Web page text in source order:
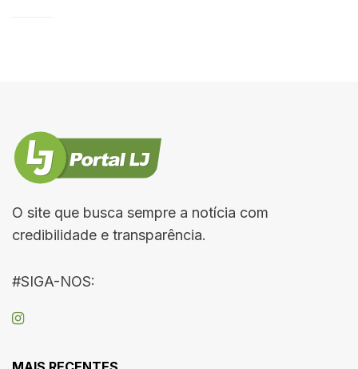
O site que busca sempre a notícia com
credibilidade e transparência.
#SIGA-NOS: